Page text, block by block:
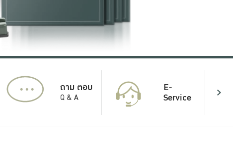
... ถาม ตอบ
Q & A
E-
Service